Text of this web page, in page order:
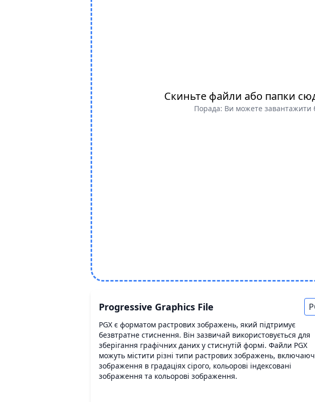
Скиньте файли або папки
Порада: Ви можете завантажити
Progressive Graphics File
PGX є форматом растрових зображень, який підтримує
безвтратне стиснення. Він зазвичай використовується для
зберігання графічних даних у стиснутій формі. Файли PGX
можуть містити різні типи растрових зображень,
зображення в градаціях сірого, кольорові індексовані
зображення та кольорові зображення.